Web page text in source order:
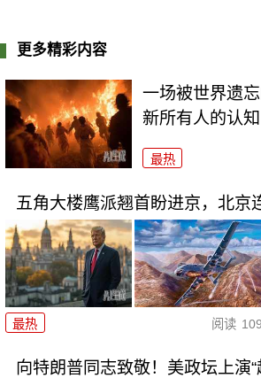
更多精彩内容
一场被世界遗
新所有人的认知
最热
五角大楼鹰派翘首盼进京，北京
最热 阅读
向特朗普同志致敬！美政坛上演“